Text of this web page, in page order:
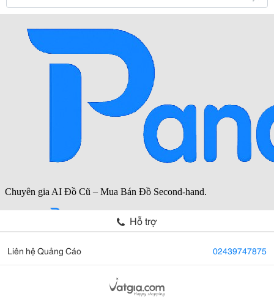
Hỗ trợ
Liên hệ Quảng Cáo 02439747875